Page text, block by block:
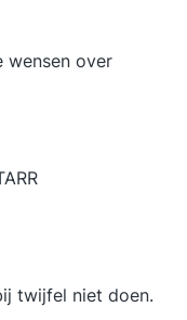
wensen over
twijfel niet doen.